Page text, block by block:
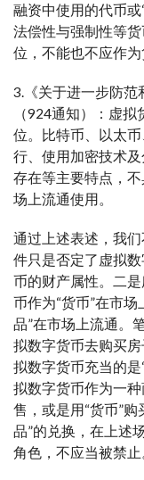
融资中使用的代币
法偿性与强制性等
位，不能也不应作为
3.《关于进一步防范
（924通知）：虚
位。比特币、以太
行、使用加密技术
存在等主要特点，
场上流通使用。
通过上述表述，我
件只是否定了虚拟
币的财产属性。二
币作为“货币”在市
品”在市场上流通。
拟数字货币去购买
拟数字货币充当的
拟数字货币作为一
售，或是用“货币”购
品”的兑换，在上述
角色，不应当被禁止